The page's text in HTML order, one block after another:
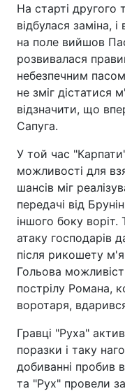
На старті другого
відбулася заміна,
на поле вийшов
розвивалася
небезпечним
не зміг дістатися
відзначити, що
Сапуга.
У той час
можливості для
шансів міг
передачі від
іншого боку
атаку господарів
після рикошету
Гольова
пострілу Романа,
воротаря,
Гравці "Руха"
поразки і таку
добиванні пробив
та "Рух" провели